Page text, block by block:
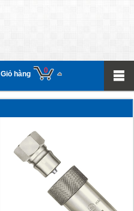
Giỏ hàng 0